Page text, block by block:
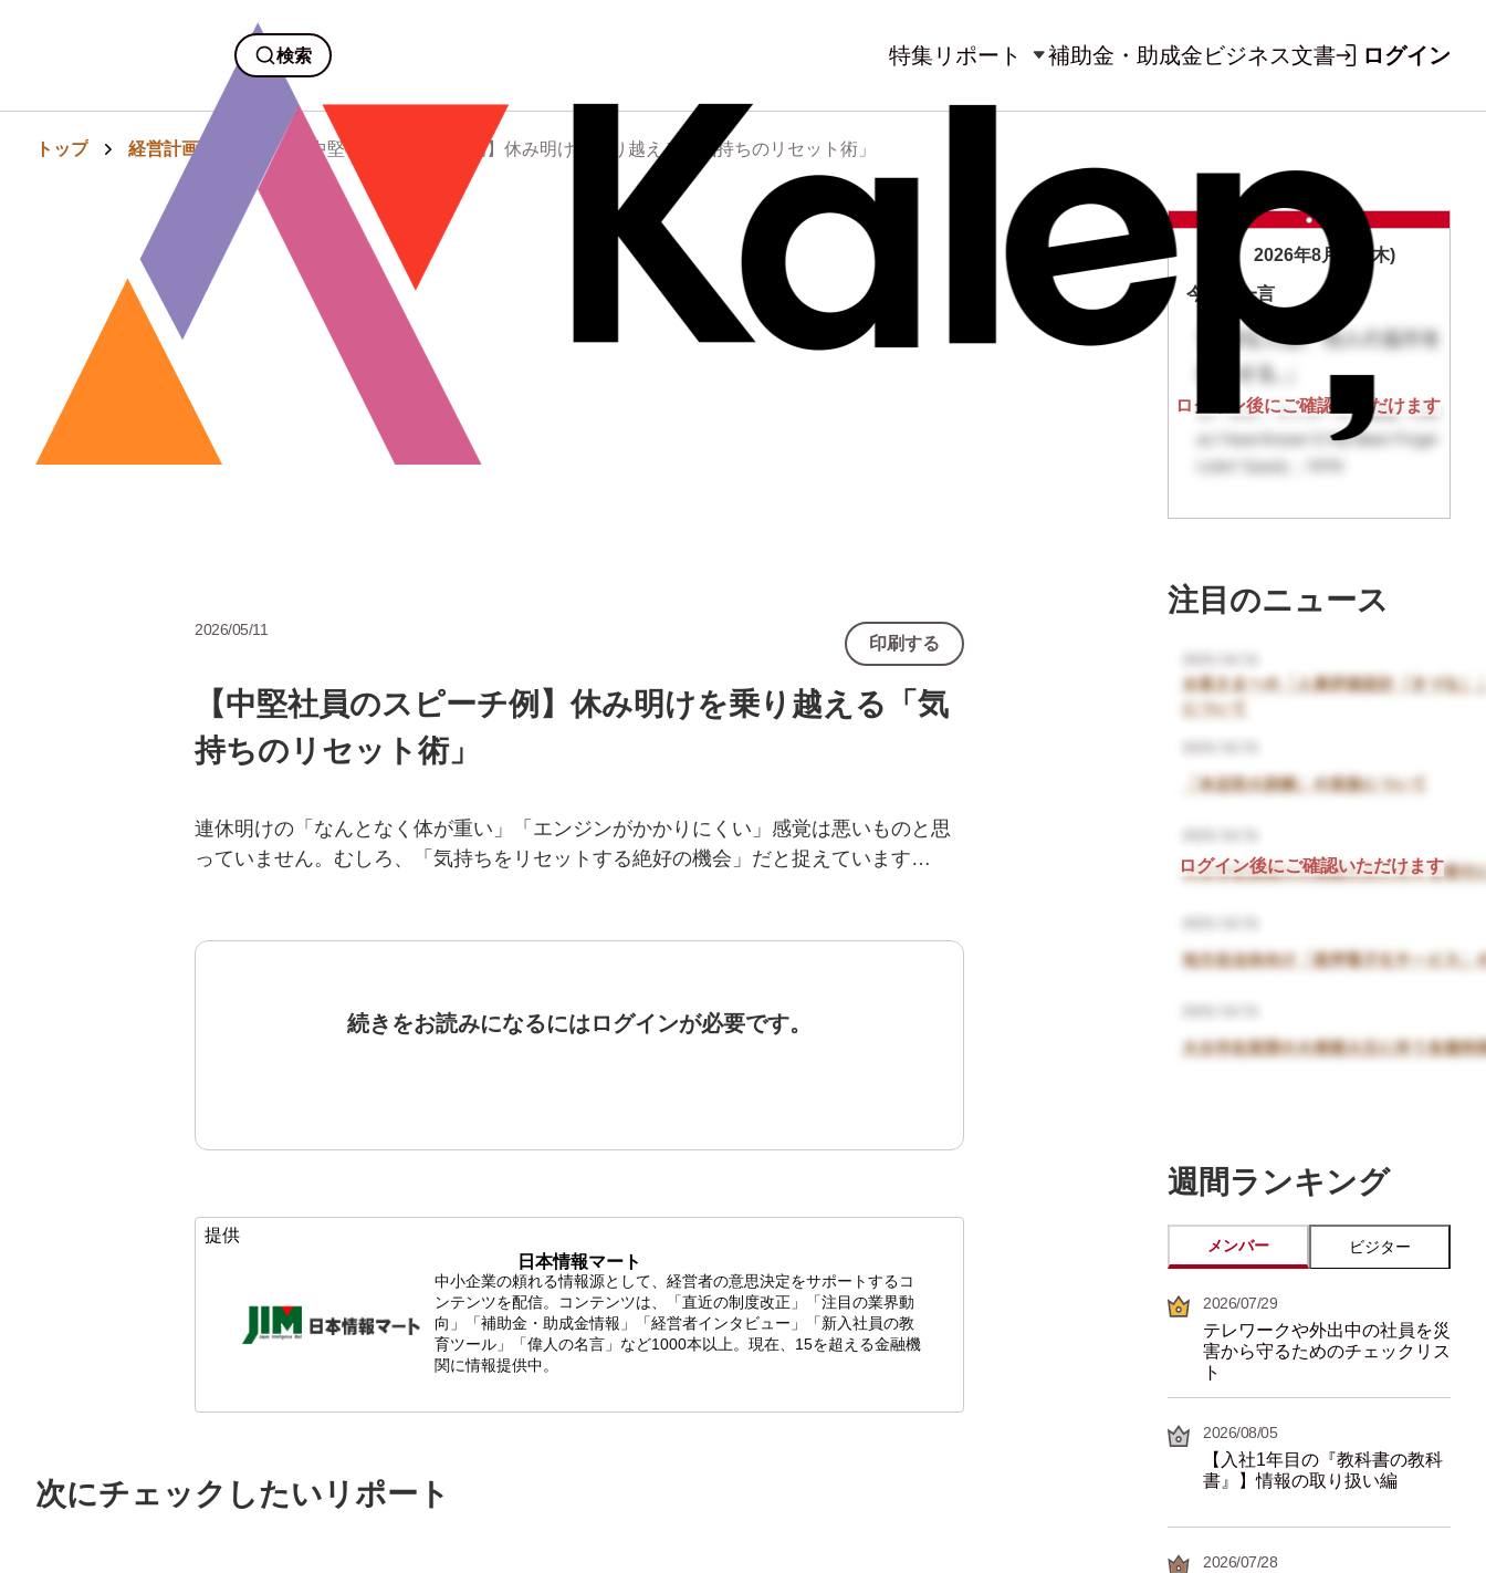
検索 特集 リポート 補助金・助成金ビジネス文書 ログイン
トップ 経営計画・組織 【中堅社員のスピーチ例】休み明けを乗り越える「気持ちのリセット術」
2026/05/11
印刷する
【中堅社員のスピーチ例】休み明けを乗り越える「気
持ちのリセット術」
連休明けの「なんとなく体が重い」「エンジンがかかりにくい」感覚は悪いものと思
っていません。むしろ、「気持ちをリセットする絶好の機会」だと捉えています…
続きをお読みになるにはログインが必要です。
提供
日本情報マート
中小企業の頼れる情報源として、経営者の意思決定をサポートするコ
ンテンツを配信。コンテンツは、「直近の制度改正」「注目の業界動
向」「補助金・助成金情報」「経営者インタビュー」「新入社員の教
育ツール」「偉人の名言」など1000本以上。現在、15を超える金融機
関に情報提供中。
次にチェックしたいリポート
2026年8月6日(木)
今日の一言
ログイン後にご確認いただけます
注目のニュース
ログイン後にご確認いただけます
週間ランキング
メンバー ビジター
2026/07/29
テレワークや外出中の社員を災
害から守るためのチェックリス
ト
2026/08/05
【入社1年目の『教科書の教科
書』】情報の取り扱い編
2026/07/28